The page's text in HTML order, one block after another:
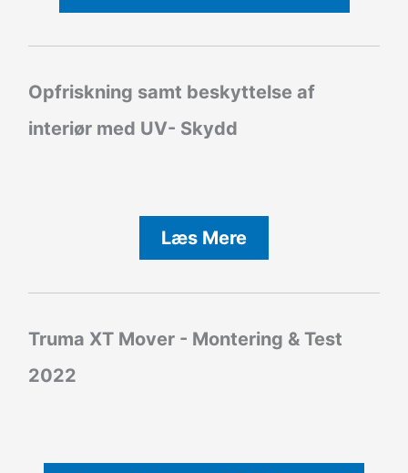
Opfriskning samt beskyttelse af
interiør med UV- Skydd
Læs Mere
Truma XT Mover - Montering & Test
2022